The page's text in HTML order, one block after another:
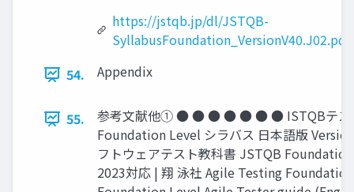
https://jstqb.jp/dl/JSTQB-
SyllabusFoundation_VersionV40.J02.pdf
54.
Appendix
55.
参考文献他① ● ● ● ● ● ● ● ISTQBテス
Foundation Level シラバス 日本語版
フトウェアテスト教科書 JSTQB
2023対応 | 翔 泳社 Agile Testing